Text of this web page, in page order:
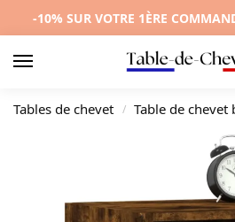
-10% SUR VOTRE 1ÈRE
Tables de chevet / Table de chevet